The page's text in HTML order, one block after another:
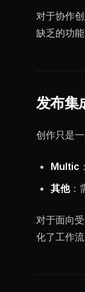
对于协作
缺乏的功能
发布集
创作只是
Multic
其他：
对于面向
化了工作流